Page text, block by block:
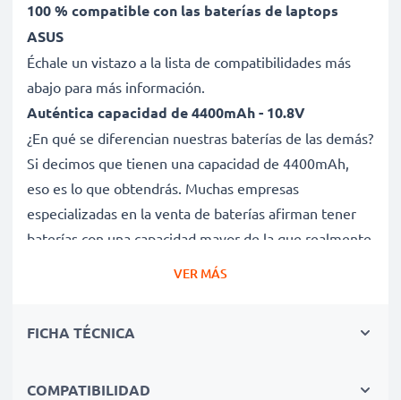
100 % compatible con las baterías de laptops
ASUS
Échale un vistazo a la lista de compatibilidades más
abajo para más información.
Auténtica capacidad de 4400mAh - 10.8V
¿En qué se diferencian nuestras baterías de las demás?
Si decimos que tienen una capacidad de 4400mAh,
eso es lo que obtendrás. Muchas empresas
especializadas en la venta de baterías afirman tener
baterías con una capacidad mayor de la que realmente
tienen. Esta batería tiene una capacidad de 4400mAh,
Nuestras baterías de repuesto ofrecen un alto
ciclos de carga, así como tiempos de funcionamiento
VER MÁS
FICHA TÉCNICA
COMPATIBILIDAD